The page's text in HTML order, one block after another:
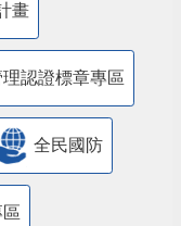
畫
認證標章專區
全民國防